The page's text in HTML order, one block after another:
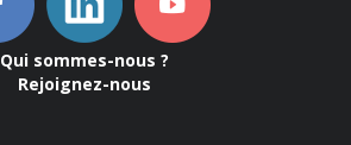
Qui sommes-nous ?
Rejoignez-nous